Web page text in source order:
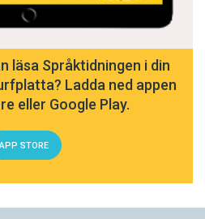
läsa Språktidningen i din
Ladda ned appen
eller Google Play.
STORE